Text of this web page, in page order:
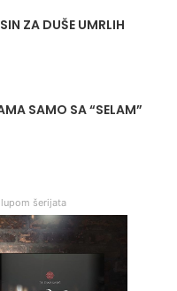
ZA DUŠE UMRLIH
SAMO SA “SELAM”
šerijata